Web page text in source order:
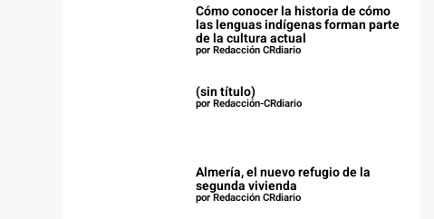
Cómo conocer la historia de cómo
las lenguas indígenas forman parte
de la cultura actual
por Redacción CRdiario
(sin título)
por Redacción-CRdiario
Almería, el nuevo refugio de la
segunda vivienda
por Redacción CRdiario